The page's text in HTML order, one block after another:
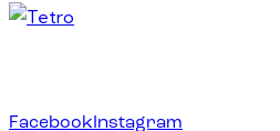
FacebookInstagram